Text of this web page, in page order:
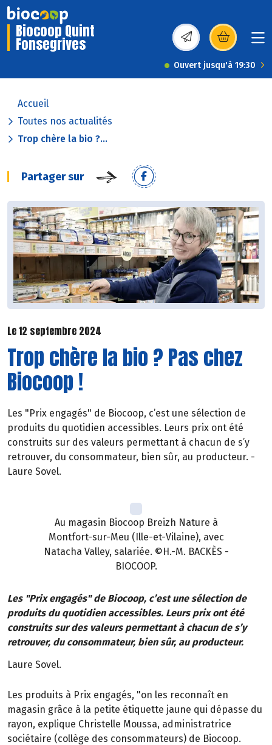
Biocoop Quint
Fonsegrives (s’ouvre dans une
Ouvert jusqu'à 19:30
Accueil
Toutes nos actualités
Trop chère la bio ?...
Partager sur
Le 12 septembre 2024
Trop chère la bio ? Pas chez
Biocoop !
Les "Prix engagés" de Biocoop, c’est une sélection de
produits du quotidien accessibles. Leurs prix ont été
construits sur des valeurs permettant à chacun de s’y
retrouver, du consommateur, bien sûr, au producteur. -
Laure Sovel.
Au magasin Biocoop Breizh Nature à
Montfort-sur-Meu (Ille-et-Vilaine), avec
Natacha Valley, salariée. ©H.-M. BACKÈS -
BIOCOOP.
Les "Prix engagés" de Biocoop, c’est une sélection de
produits du quotidien accessibles. Leurs prix ont été
construits sur des valeurs permettant à chacun de s’y
retrouver, du consommateur, bien sûr, au producteur.
Laure Sovel.
Les produits à Prix engagés, "on les reconnaît en
magasin grâce à la petite étiquette jaune qui dépasse du
rayon, explique Christelle Moussa, administratrice
sociétaire (collège des consommateurs) de Biocoop.